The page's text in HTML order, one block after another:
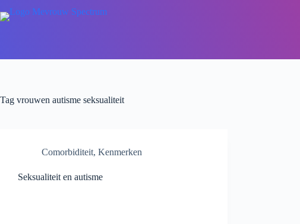
Tag vrouwen autisme seksualiteit
Comorbiditeit, Kenmerken
Seksualiteit en autisme